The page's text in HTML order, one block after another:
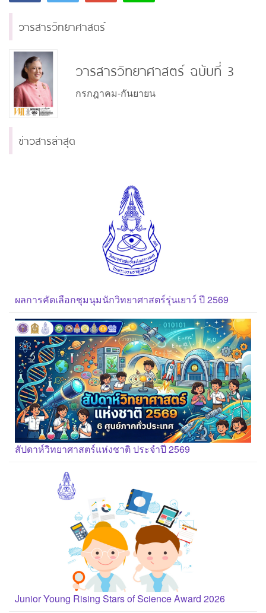
วารสารวิทยาศาสตร์
วารสารวิทยาศาสตร์ ฉบับที่ 3
กรกฎาคม-กันยายน
ข่าวสารล่าสุด
ผลการคัดเลือกชุมนุมนักวิทยาศาสตร์รุ่นเยาว์ ปี 2569
สัปดาห์วิทยาศาสตร์แห่งชาติ ประจำปี 2569
Junior Young Rising Stars of Science Award 2026